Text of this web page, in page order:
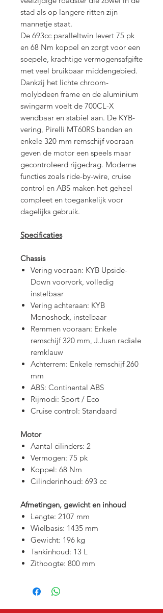
stad als op langere ritten zijn
mannetje staat.
De 693cc paralleltwin levert 75 pk
en 68 Nm koppel en zorgt voor een
soepele, krachtige vermogensafgifte
met veel bruikbaar middengebied.
Dankzij het lichte chroom-
molybdeen frame en de aluminium
swingarm voelt de 700CL-X
wendbaar en stabiel aan. De KYB-
vering, Pirelli MT60RS banden en
enkele 320 mm remschijf vooraan
geven de motor een speels maar
gecontroleerd rijgedrag. Moderne
functies zoals ride-by-wire, cruise
control en ABS maken het geheel
compleet en toegankelijk voor
dagelijks gebruik.
Specificaties
Chassis
Vering vooraan: KYB Upside-
Down voorvork, volledig
instelbaar
Vering achteraan: KYB
Monoshock, instelbaar
Remmen vooraan: Enkele
remschijf 320 mm, J.Juan radiale
remklauw
Achterrem: Enkele remschijf 260
mm
ABS: Continental ABS
Rijmodi: Sport / Eco
Cruise control: Standaard
Motor
Aantal cilinders: 2
Vermogen: 75 pk
Koppel: 68 Nm
Cilinderinhoud: 693 cc
Afmetingen, gewicht en inhoud
Lengte: 2107 mm
Wielbasis: 1435 mm
Gewicht: 196 kg
Tankinhoud: 13 L
Zithoogte: 800 mm